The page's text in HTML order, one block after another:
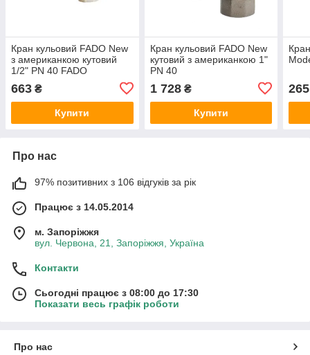
Кран кульовий FADO New
з американкою кутовий
1/2" PN 40 FADO
663 ₴
Купити
Кран кульовий FADO New
кутовий з американкою 1"
PN 40
1 728₴
Купити
265
Про нас
97% позитивних з 106 відгуків за рік
Працює з 14.05.2014
м. Запоріжжя
вул. Червона, 21, Запоріжжя, Україна
Контакти
Сьогодні працює з 08:00 до 17:30
Показати весь графік роботи
Про нас